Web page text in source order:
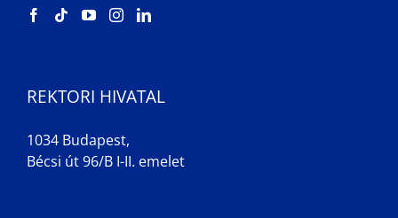
REKTORI HIVATAL
1034 Budapest,
Bécsi út 96/B I-II. emelet